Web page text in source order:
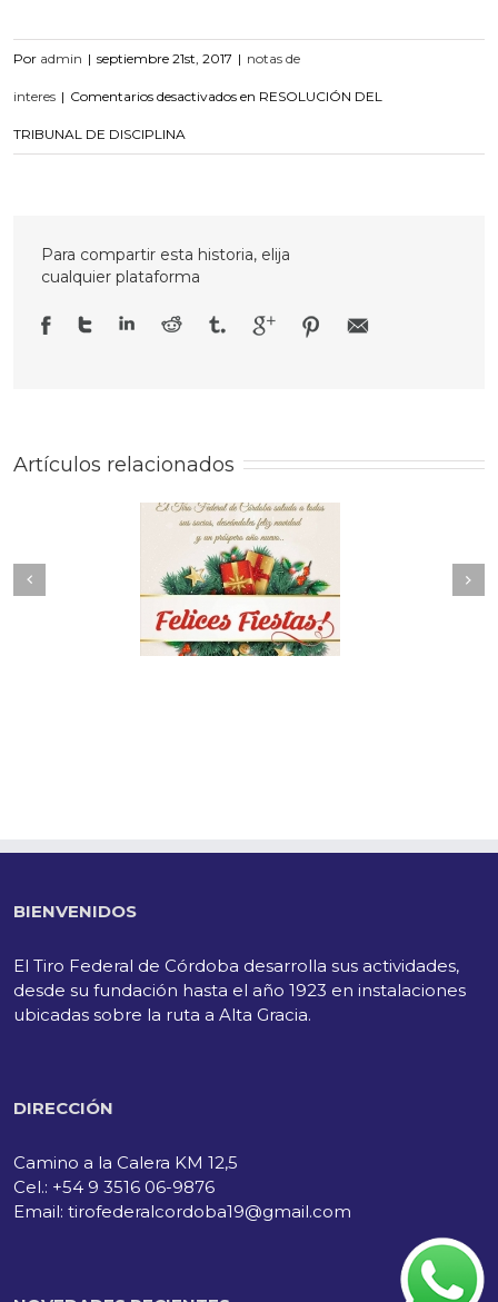
Por admin | septiembre 21st, 2017 | notas de
interes | Comentarios desactivados en RESOLUCIÓN DEL
TRIBUNAL DE DISCIPLINA
Para compartir esta historia, elija
cualquier plataforma
Artículos relacionados
BIENVENIDOS
El Tiro Federal de Córdoba desarrolla sus actividades,
desde su fundación hasta el año 1923 en instalaciones
ubicadas sobre la ruta a Alta Gracia.
DIRECCIÓN
Camino a la Calera KM 12,5
Cel.: +54 9 3516 06-9876
Email: tirofederalcordoba19@gmail.com